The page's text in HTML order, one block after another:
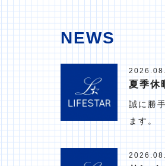
NEWS
夏季休
誠に勝
ます。